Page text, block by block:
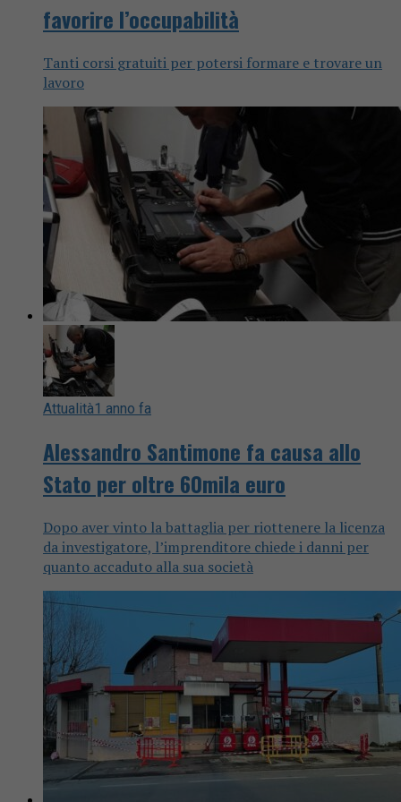
favorire l’occupabilità
Tanti corsi gratuiti per potersi formare e trovare un
lavoro
Attualità1 anno fa
Alessandro Santimone fa causa allo
Stato per oltre 60mila euro
Dopo aver vinto la battaglia per riottenere la licenza
da investigatore, l’imprenditore chiede i danni per
quanto accaduto alla sua società